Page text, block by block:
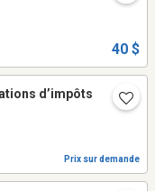
40 $
d’impôts
Prix sur demande